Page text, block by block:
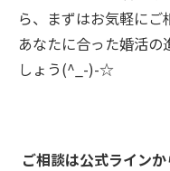
ら、まずはお気軽にご
あなたに合った婚活
しょう(^_-)-☆
ご相談は公式ライン